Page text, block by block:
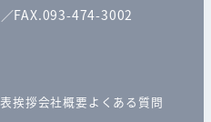
FAX.093-474-3002
挨拶会社概要よくある質問